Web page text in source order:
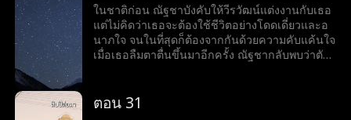
มหาวิทยาลัยไว้ และเริ่มต้นชีวิตใหม่อีกครั้ง
ในชาติก่อน ณัฐชาบังคับให้วีรวัฒน์แต่งงานกับเธอ
แต่ไม่คิดว่าเธอจะต้องใช้ชีวิตอย่างโดดเดี่ยวและอ
นาภใจ จนในที่สุดก็ต้องจากกันด้วยความคับแค้นใจ
เมื่อเธอลืมตาตื่นขึ้นมาอีกครั้ง ณัฐชากลับพบว่าตัว
แต่งงานกับวีรวัฒน์ แต่ในครั้งนี้ ณัฐชาตัดสินใจใหม่
ตอน 31